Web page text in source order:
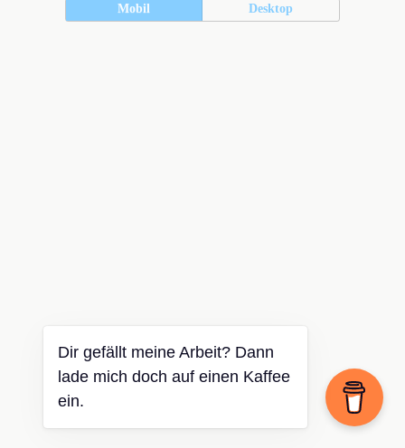
Mobil Desktop
Dir gefällt meine Arbeit? Dann
lade mich doch auf einen Kaffee
ein.